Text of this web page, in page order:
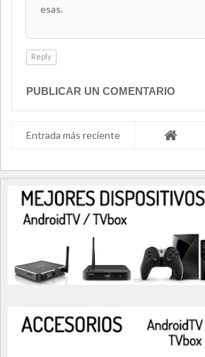
esas.
Reply
PUBLICAR UN COMENTARIO
Entrada más reciente